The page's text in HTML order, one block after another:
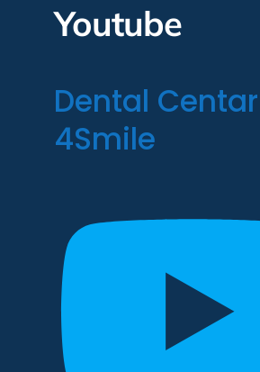
Youtube
Dental Centar
4Smile